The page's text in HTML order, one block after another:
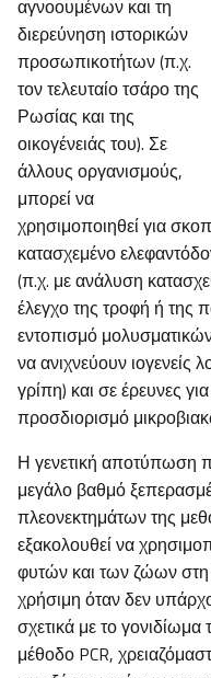
αγνοουμένων και τη
διερεύνηση ιστορικών
προσωπικοτήτων (π.χ.
τον τελευταίο τσάρο της
Ρωσίας και της
οικογένειάς του). Σε
άλλους οργανισμούς,
μπορεί να
χρησιμοποιηθεί για
κατασχεμένο
(π.χ. με ανάλυση
έλεγχο της τροφή ή της
εντοπισμό
να ανιχνεύουν ιογενείς
γρίπη) και σε έρευνες
προσδιορισμό
Η γενετική αποτύπωση
μεγάλο βαθμό
πλεονεκτημάτων της
εξακολουθεί να
φυτών και των ζώων στη
χρήσιμη όταν δεν
σχετικά με το γονιδίωμα
μέθοδο PCR,